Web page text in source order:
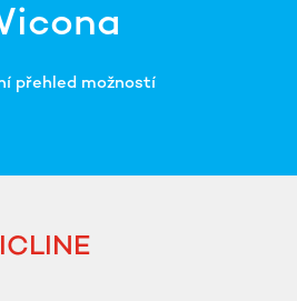
přehled možností